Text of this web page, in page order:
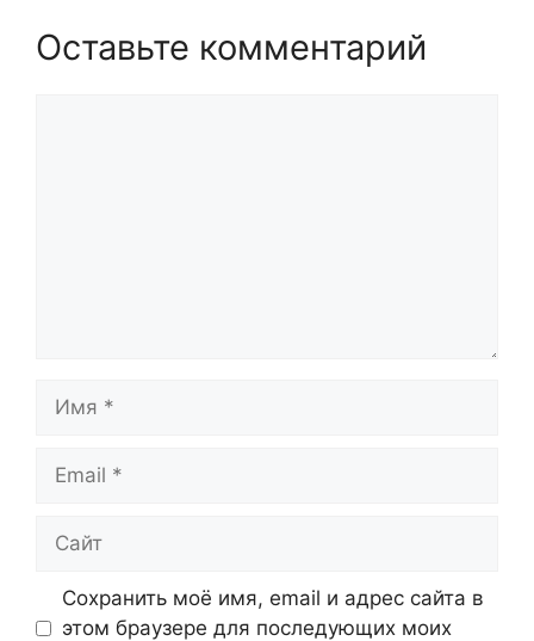
Оставьте комментарий
Сохранить моё имя, email и адрес сайта в
этом браузере для последующих моих